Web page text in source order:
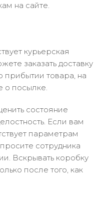
на сайте.
курьерская
заказать доставку
прибытии товара, на
о посылке.
состояние
Если вам
параметрам
сотрудника
Вскрывать коробку
после того, как